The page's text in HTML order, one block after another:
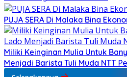
PUJA SERA Di Malaka Bina
Miliki Keinginan Mulia Untuk
Menjadi Barista Tuli Muda NTT